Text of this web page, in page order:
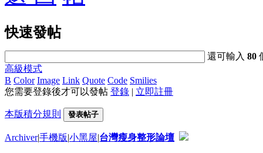
快速發帖
還可輸入80
高級模式
B Color Image Link Quote Code Smilies
您需要登錄後才可以發帖 登錄 | 立即註冊
本版積分規則 發表帖子
Archiver|手機版|小黑屋|台灣瘦身整形論壇